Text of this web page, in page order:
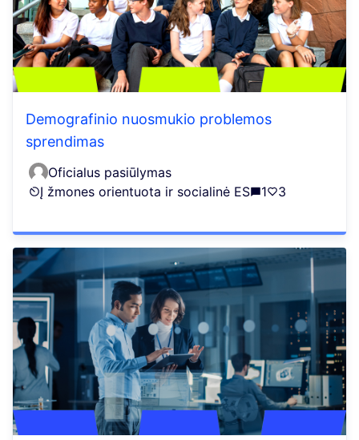
Demografinio nuosmukio problemos
sprendimas
Oficialus pasiūlymas
Į žmones orientuota ir socialinė ES
1 3